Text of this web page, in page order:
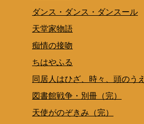
ダンス・ダンス・ダンスール
天堂家物語
痴情の接吻
ちはやふる
同居人はひざ、時々、頭のうえ
図書館戦争・別冊（完）
天使がのぞきみ（完）